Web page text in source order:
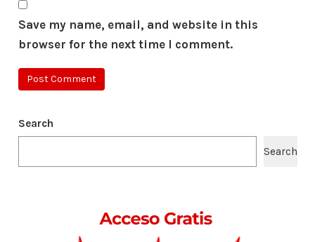
Save my name, email, and website in this
browser for the next time I comment.
Search
Search